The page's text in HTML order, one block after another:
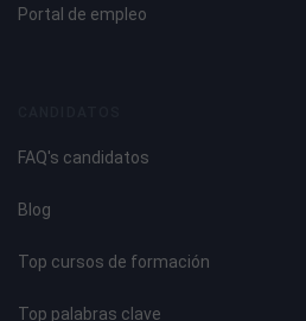
Portal de empleo
FAQ's candidatos
Blog
Top cursos de formación
Top palabras clave